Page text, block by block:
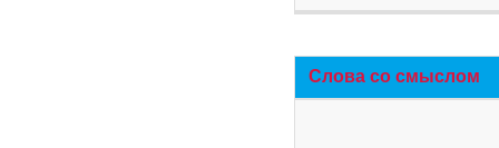
Слова со смыслом